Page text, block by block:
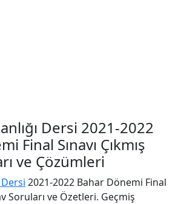
Dersi 2021-2022
Final Sınavı Çıkmış
ve Çözümleri
Dersi 2021-2022 Bahar Dönemi Final
Soruları ve Özetleri. Geçmiş